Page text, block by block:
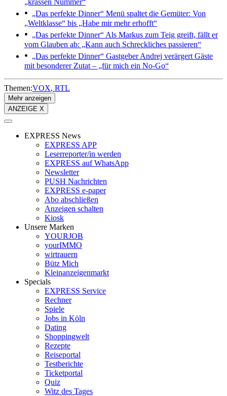
„Das perfekte Dinner“ Menü spaltet die Gemüter: Von
„Weltklasse“ bis „Habe mir mehr erhofft“
„Das perfekte Dinner“ Als Markus zum Teig greift, fällt er
vom Glauben ab: „Kann auch Schreckliches passieren“
„Das perfekte Dinner“ Gastgeber Andrej verärgert Gäste
mit besonderer Zutat – „für mich ein No-Go“
Themen:VOX RTL
Mehr anzeigen
ANZEIGE X
EXPRESS News
EXPRESS APP
Leserreporter/in werden
EXPRESS auf WhatsApp
Newsletter
PUSH Nachrichten
EXPRESS e-paper
Abo abschließen
Anzeigen schalten
Kiosk
Unsere Marken
YOURJOB
yourIMMO
wirtrauern
Bütz Mich
Kleinanzeigenmarkt
Specials
EXPRESS Service
Rechner
Spiele
Jobs in Köln
Dating
Shoppingwelt
Rezepte
Reiseportal
Testberichte
Ticketportal
Quiz
Witz des Tages